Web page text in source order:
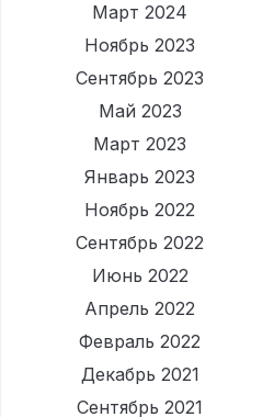
Март 2024
Ноябрь 2023
Сентябрь 2023
Май 2023
Март 2023
Январь 2023
Ноябрь 2022
Сентябрь 2022
Июнь 2022
Апрель 2022
Февраль 2022
Декабрь 2021
Сентябрь 2021